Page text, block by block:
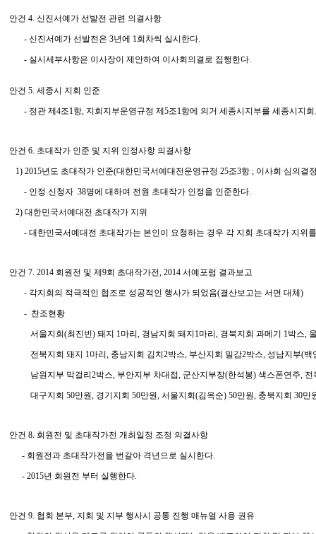
안건 4. 신진서예가 선발전 관련 의결사항
- 신진서예가 선발전은 3년에 1회차씩 실시한다.
- 실시세부사항은 이사장이 제안하여 이사회의결로 집행한다.
안건 5. 세종시 지회 인준
- 정관 제4조1항, 지회지부운영규정 제5조1항에 의거 세종시지부를 세종시지회
안건 6. 초대작가 인준 및 지위 인정사항 의결사항
1) 2015년도 초대작가 인준(대한민국서예대전운영규정 25조3항 ; 이사회 심의결
- 인정 신청자 38명에 대하여 전원 초대작가 인정을 인준한다.
2) 대한민국서예대전 초대작가 지위
- 대한민국서예대전 초대작가는 본인이 요청하는 경우 각 지회 초대작가 지위
안건 7. 2014 회원전 및 제9회 초대작가전, 2014 서예포럼 결과보고
- 각지회의 적극적인 협조로 성공적인 행사가 되었음(결산보고는 서면 대체)
- 찬조현황
서울지회(최진빈) 돼지 1마리, 경남지회 돼지1마리, 경북지회 과메기 1박스,
전북지회 돼지 1마리, 충남지회 김치2박스, 부산지회 밀감2박스, 성남지부(백
남원지부 막걸리2박스, 부안지부 차대접, 군산지부장(한석봉) 색스폰연주, 전
대구지회 50만원, 경기지회 50만원, 서울지회(김옥순) 50만원, 충북지회 30만
안건 8. 회원전 및 초대작가전 개최일정 조정 의결사항
- 회원전과 초대작가전을 번갈아 격년으로 실시한다.
- 2015년 회원전 부터 실행한다.
안건 9. 협회 본부, 지회 및 지부 행사시 공통 진행 매뉴얼 사용 권유